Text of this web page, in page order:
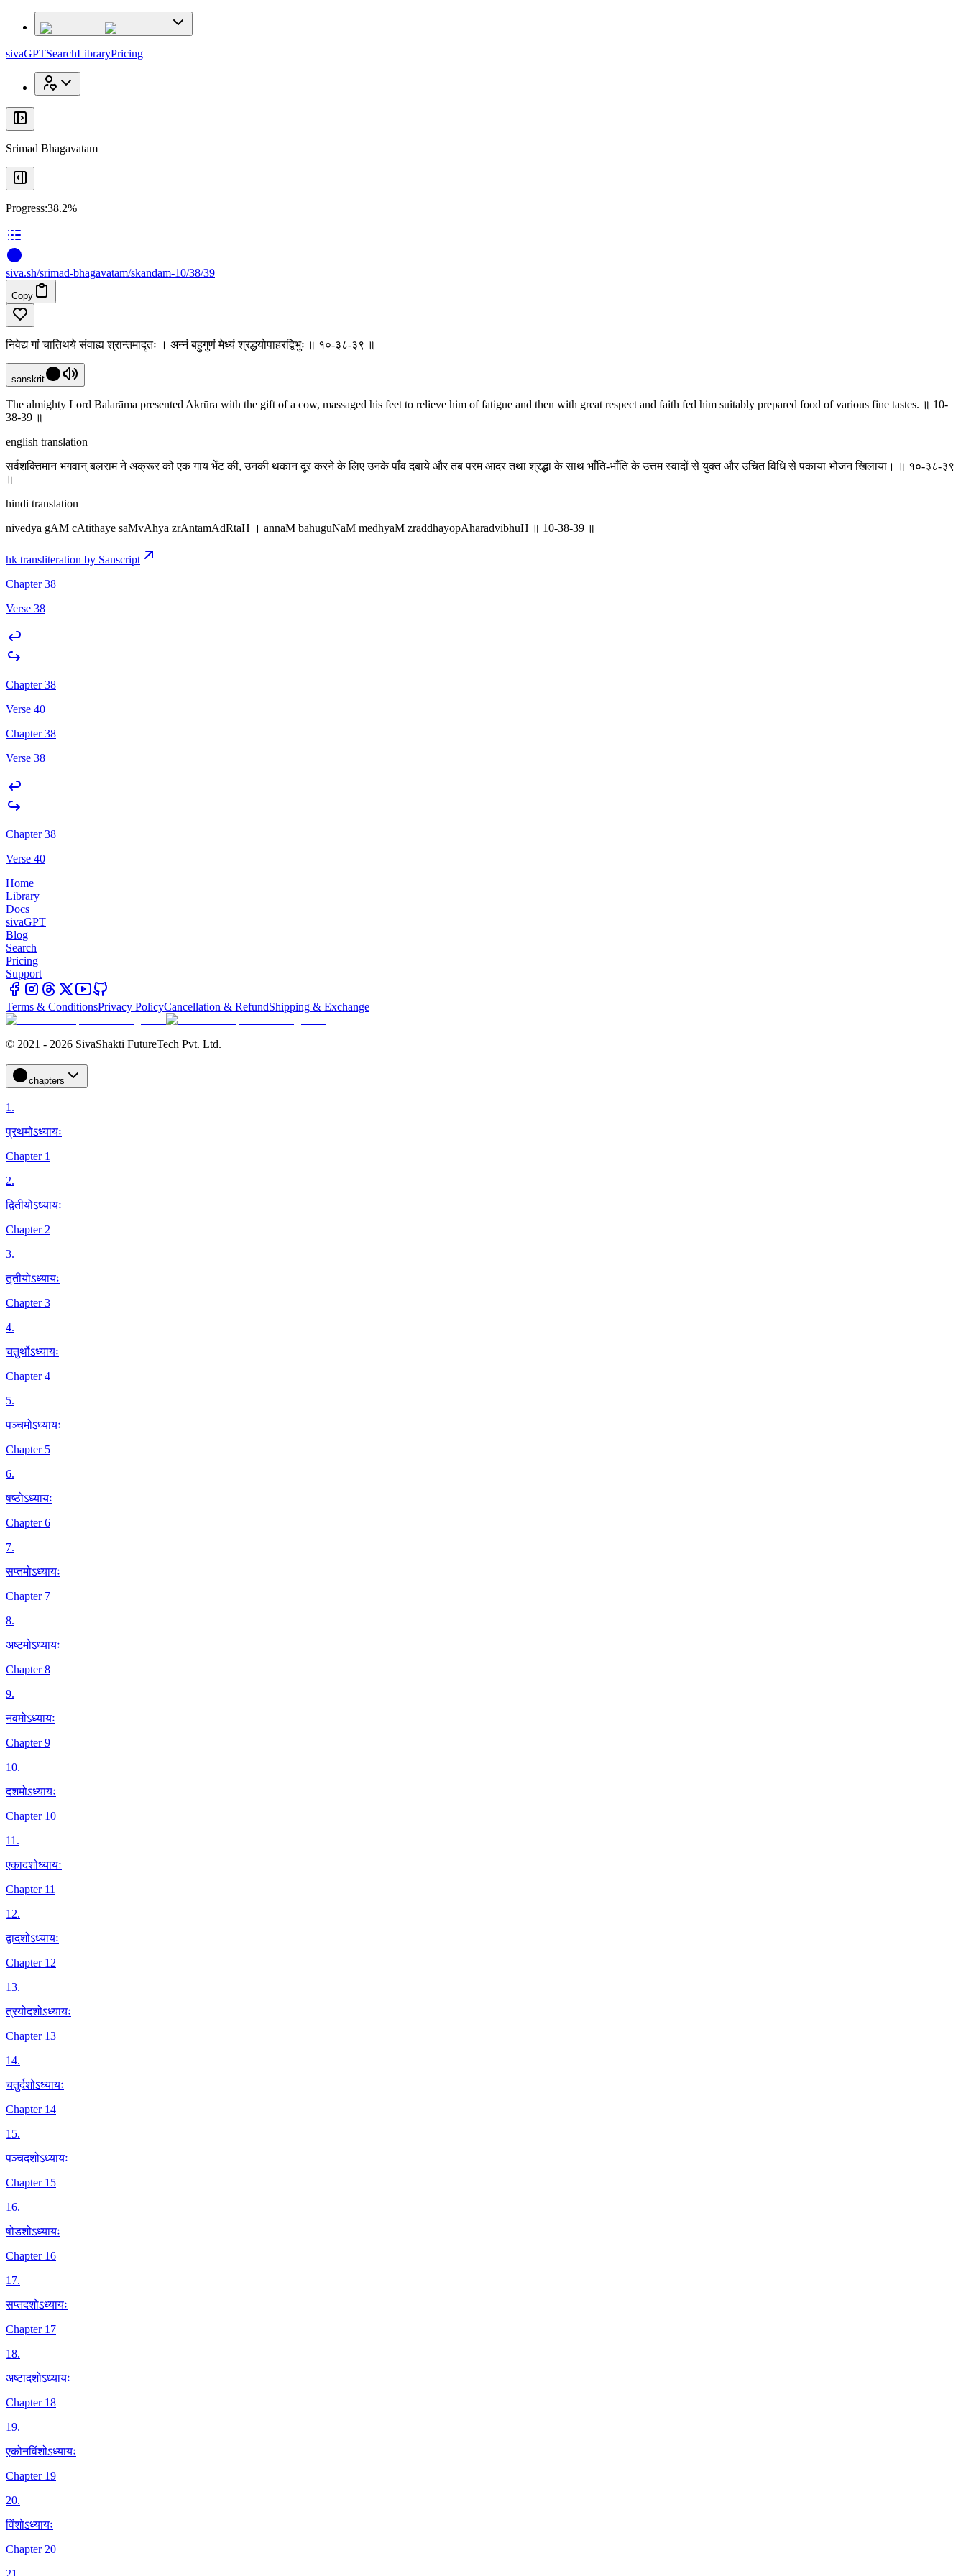
sivaGPTSearchLibraryPricing
Srimad Bhagavatam
Progress:38.2%
siva.sh/srimad-bhagavatam/skandam-10/38/39
Copy
निवेद्य गां चातिथये संवाह्य श्रान्तमादृतः । अन्नं बहुगुणं मेध्यं श्रद्धयोपाहरद्विभुः ॥ १०-३८-३९ ॥
sanskrit
The almighty Lord Balarāma presented Akrūra with the gift of a cow, massaged his feet to relieve him of fatigue and then with great respect and faith fed him suitably prepared food of various fine tastes. ॥ 10-
38-39 ॥
english translation
सर्वशक्तिमान भगवान् बलराम ने अक्रूर को एक गाय भेंट की, उनकी थकान दूर करने के लिए उनके पाँव दबाये और तब परम आदर तथा श्रद्धा के साथ भाँति-भाँति के उत्तम स्वादों से युक्त और उचित विधि से पकाया भोजन खिलाया। ॥ १०-३८-३९
॥
hindi translation
nivedya gAM cAtithaye saMvAhya zrAntamAdRtaH । annaM bahuguNaM medhyaM zraddhayopAharadvibhuH ॥ 10-38-39 ॥
hk transliteration by Sanscript
Chapter 38
Verse 38
Chapter 38
Verse 40
Chapter 38
Verse 38
Chapter 38
Verse 40
Home
Library
Docs
sivaGPT
Blog
Search
Pricing
Support
Terms & ConditionsPrivacy PolicyCancellation & RefundShipping & Exchange
© 2021 - 2026 SivaShakti FutureTech Pvt. Ltd.
chapters
1.
प्रथमोऽध्यायः
Chapter 1
2.
द्वितीयोऽध्यायः
Chapter 2
3.
तृतीयोऽध्यायः
Chapter 3
4.
चतुर्थोऽध्यायः
Chapter 4
5.
पञ्चमोऽध्यायः
Chapter 5
6.
षष्ठोऽध्यायः
Chapter 6
7.
सप्तमोऽध्यायः
Chapter 7
8.
अष्टमोऽध्यायः
Chapter 8
9.
नवमोऽध्यायः
Chapter 9
10.
दशमोऽध्यायः
Chapter 10
11.
एकादशोध्यायः
Chapter 11
12.
द्वादशोऽध्यायः
Chapter 12
13.
त्रयोदशोऽध्यायः
Chapter 13
14.
चतुर्दशोऽध्यायः
Chapter 14
15.
पञ्चदशोऽध्यायः
Chapter 15
16.
षोडशोऽध्यायः
Chapter 16
17.
सप्तदशोऽध्यायः
Chapter 17
18.
अष्टादशोऽध्यायः
Chapter 18
19.
एकोनविंशोऽध्यायः
Chapter 19
20.
विंशोऽध्यायः
Chapter 20